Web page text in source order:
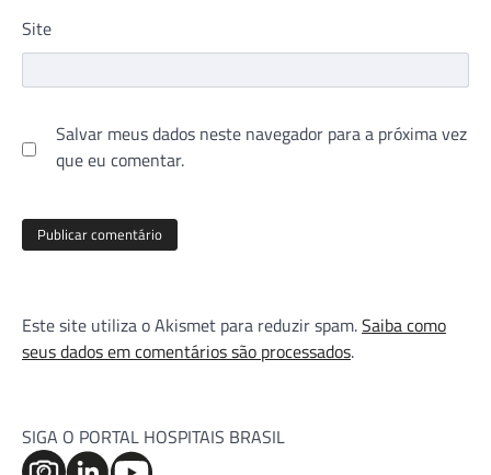
Site
Salvar meus dados neste navegador para a próxima vez
que eu comentar.
Este site utiliza o Akismet para reduzir spam.Saiba como
seus dados em comentários são processados.
SIGA O PORTAL HOSPITAIS BRASIL